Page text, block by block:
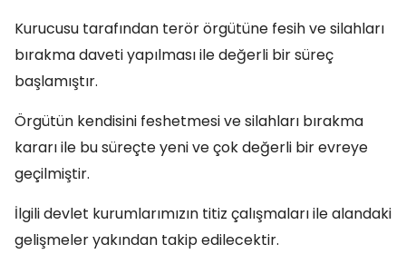
Kurucusu tarafından terör örgütüne fesih ve silahları
bırakma daveti yapılması ile değerli bir süreç
başlamıştır.
Örgütün kendisini feshetmesi ve silahları bırakma
kararı ile bu süreçte yeni ve çok değerli bir evreye
geçilmiştir.
İlgili devlet kurumlarımızın titiz çalışmaları ile alandaki
gelişmeler yakından takip edilecektir.